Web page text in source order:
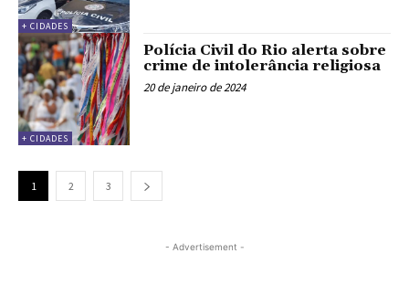
+ CIDADES
+ CIDADES
Polícia Civil do Rio alerta sobre
crime de intolerância religiosa
20 de janeiro de 2024
1 2 3
- Advertisement -